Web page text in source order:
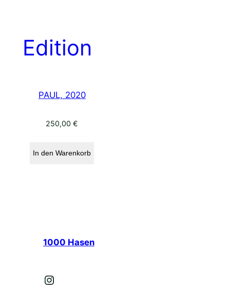
PAUL, 2020
250,00€
In den Warenkorb
1000 Hasen
Instagram